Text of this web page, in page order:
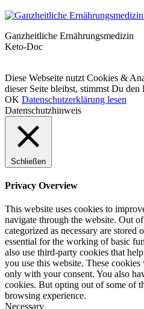
Ganzheitliche Ernährungsmedizin
Keto-Doc
Diese Webseite nutzt Cookies &
dieser Seite bleibst, stimmst Du den
OK Datenschutzerklärung lesen
Datenschutzhinweis
Schließen
Privacy Overview
This website uses cookies to
navigate through the website. Out
categorized as necessary are stored
essential for the working of basic
also use third-party cookies that
you use this website. These
only with your consent. You also
cookies. But opting out of some of
browsing experience.
Necessary